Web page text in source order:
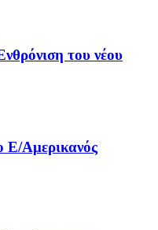
του νέου
Ε/Αμερικανός